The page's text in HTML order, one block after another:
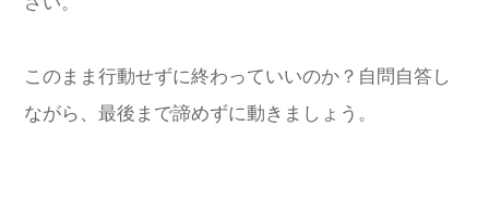
このまま行動せずに終わっていいのか？自問自答し
ながら、最後まで諦めずに動きましょう。